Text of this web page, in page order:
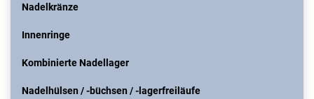
Nadelkränze
Innenringe
Kombinierte Nadellager
Nadelhülsen / -büchsen / -lagerfreiläufe